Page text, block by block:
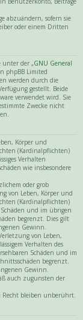
abzuändern, sofern sie
oder einem Dritten
unter der „GNU General
phpBB Limited
werden durch die
gestellt. Beide
verwendet wird. Sie
Zwecke nicht
Körper und
(Kardinalpflichten)
Verhalten
wie insbesondere
oder grob
von Leben, Körper und
(Kardinalpflichten)
Schäden und im übrigen
begrenzt. Dies gilt
Gewinn.
von Leben,
Verhalten des
Schäden und im
begrenzt.
Gewinn.
auch zugunsten der
Recht bleiben unberührt.